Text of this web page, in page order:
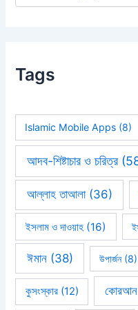
Tags
Islamic Mobile Apps (8)
আদব-শিষ্টাচার ও চরিত্র
আল্লাহ তাআলা(36)
ইসলাম ও দাওয়াহ (16)
ঈমান(38) উপার্জন(8)
কুসংস্কার(12) কোরআন